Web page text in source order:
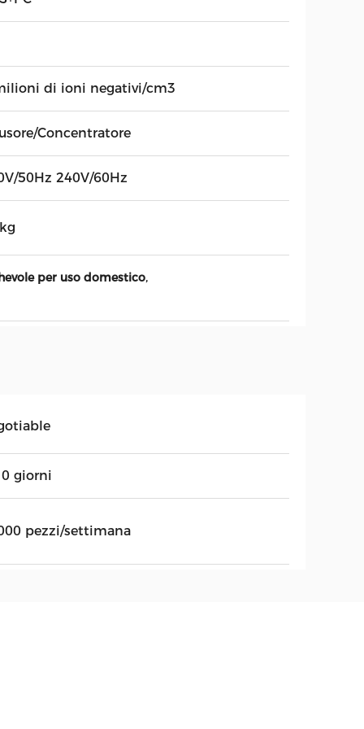
di ioni negativi/cm3
Concentratore
50Hz 240V/60Hz
per uso domestico,
giorni
pezzi/settimana